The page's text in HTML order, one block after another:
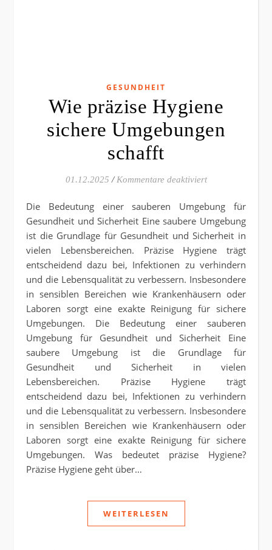
GESUNDHEIT
Wie präzise Hygiene
sichere Umgebungen
schafft
01.12.2025 / Kommentare deaktiviertfür Wie präzise
Die Bedeutung einer sauberen Umgebung für
Gesundheit und Sicherheit Eine saubere Umgebung
ist die Grundlage für Gesundheit und Sicherheit in
vielen Lebensbereichen. Präzise Hygiene trägt
entscheidend dazu bei, Infektionen zu verhindern
und die Lebensqualität zu verbessern. Insbesondere
in sensiblen Bereichen wie Krankenhäusern oder
Laboren sorgt eine exakte Reinigung für sichere
Umgebungen. Die Bedeutung einer sauberen
Umgebung für Gesundheit und Sicherheit Eine
saubere Umgebung ist die Grundlage für
Gesundheit und Sicherheit in vielen
Lebensbereichen. Präzise Hygiene trägt
entscheidend dazu bei, Infektionen zu verhindern
und die Lebensqualität zu verbessern. Insbesondere
in sensiblen Bereichen wie Krankenhäusern oder
Laboren sorgt eine exakte Reinigung für sichere
Umgebungen. Was bedeutet präzise Hygiene?
Präzise Hygiene geht über…
WEITERLESEN